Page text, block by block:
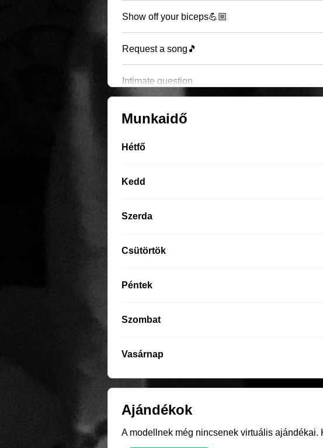
Show off your biceps💪🏼
Request a song🎵
Intimate question
Munkaidő
Hétfő
Kedd
Szerda
Csütörtök
Péntek
Szombat
Vasárnap
Ajándékok
A modellnek még nincsenek virtuális ajándékai.